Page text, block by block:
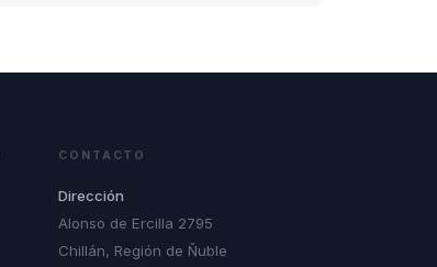
CONTACTO
Dirección
Alonso de Ercilla 2795
Chillán, Región de Ñuble